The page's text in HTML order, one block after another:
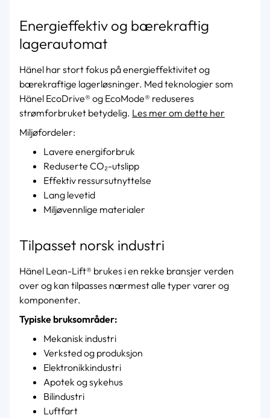
Energieffektiv og bærekraftig
lagerautomat
Hänel har stort fokus på energieffektivitet og
bærekraftige lagerløsninger. Med teknologier som
Hänel EcoDrive® og EcoMode® reduseres
strømforbruket betydelig. Les mer om dette her
Miljøfordeler:
Lavere energiforbruk
Reduserte CO₂-utslipp
Effektiv ressursutnyttelse
Lang levetid
Miljøvennlige materialer
Tilpasset norsk industri
Hänel Lean-Lift® brukes i en rekke bransjer verden
over og kan tilpasses nærmest alle typer varer og
komponenter.
Typiske bruksområder:
Mekanisk industri
Verksted og produksjon
Elektronikkindustri
Apotek og sykehus
Bilindustri
Luftfart